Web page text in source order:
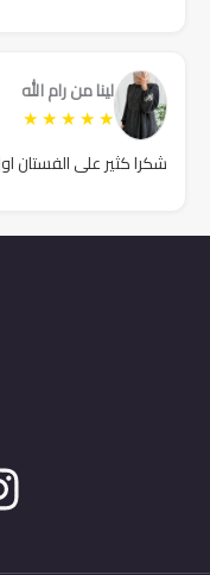
لينا من رام الله
★
★
★
★
★
شكرا كثير على